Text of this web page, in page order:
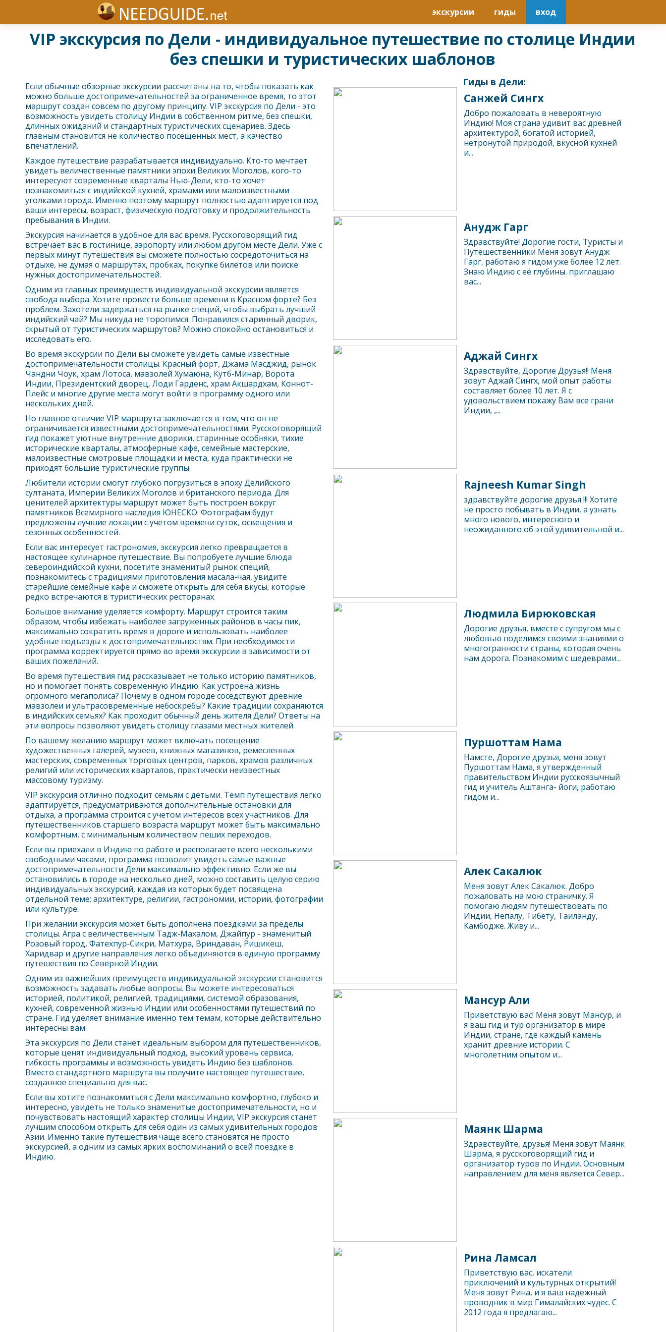
экскурсии гиды вход
VIP экскурсия по Дели - индивидуальное путешествие по столице Индии
без спешки и туристических шаблонов
Если обычные обзорные экскурсии рассчитаны на то, чтобы показать как
можно больше достопримечательностей за ограниченное время, то этот
маршрут создан совсем по другому принципу. VIP экскурсия по Дели - это
возможность увидеть столицу Индии в собственном ритме, без спешки,
длинных ожиданий и стандартных туристических сценариев. Здесь
главным становится не количество посещенных мест, а качество
впечатлений.
Каждое путешествие разрабатывается индивидуально. Кто-то мечтает
увидеть величественные памятники эпохи Великих Моголов, кого-то
интересуют современные кварталы Нью-Дели, кто-то хочет
познакомиться с индийской кухней, храмами или малоизвестными
уголками города. Именно поэтому маршрут полностью адаптируется под
ваши интересы, возраст, физическую подготовку и продолжительность
пребывания в Индии.
Экскурсия начинается в удобное для вас время. Русскоговорящий гид
встречает вас в гостинице, аэропорту или любом другом месте Дели. Уже с
первых минут путешествия вы сможете полностью сосредоточиться на
отдыхе, не думая о маршрутах, пробках, покупке билетов или поиске
нужных достопримечательностей.
Одним из главных преимуществ индивидуальной экскурсии является
свобода выбора. Хотите провести больше времени в Красном форте? Без
проблем. Захотели задержаться на рынке специй, чтобы выбрать лучший
индийский чай? Мы никуда не торопимся. Понравился старинный дворик,
скрытый от туристических маршрутов? Можно спокойно остановиться и
исследовать его.
Во время экскурсии по Дели вы сможете увидеть самые известные
достопримечательности столицы. Красный форт, Джама Масджид, рынок
Чандни Чоук, храм Лотоса, мавзолей Хумаюна, Кутб-Минар, Ворота
Индии, Президентский дворец, Лоди Гарденс, храм Акшардхам, Коннот-
Плейс и многие другие места могут войти в программу одного или
нескольких дней.
Но главное отличие VIP маршрута заключается в том, что он не
ограничивается известными достопримечательностями. Русскоговорящий
гид покажет уютные внутренние дворики, старинные особняки, тихие
исторические кварталы, атмосферные кафе, семейные мастерские,
малоизвестные смотровые площадки и места, куда практически не
приходят большие туристические группы.
Любители истории смогут глубоко погрузиться в эпохуДелийского
султаната, Империи Великих Моголов и британского периода. Для
ценителей архитектуры маршрут может быть построен вокруг
памятников Всемирного наследия ЮНЕСКО. Фотографам будут
предложены лучшие локации с учетом времени суток, освещения и
сезонных особенностей.
Если вас интересует гастрономия, экскурсия легко превращается в
настоящее кулинарное путешествие. Вы попробуете лучшие блюда
североиндийской кухни, посетите знаменитый рынок специй,
познакомитесь с традициями приготовления масала-чая, увидите
старейшие семейные кафе и сможете открыть для себя вкусы, которые
редко встречаются в туристических ресторанах.
Большое внимание уделяется комфорту. Маршрут строится таким
образом, чтобы избежать наиболее загруженных районов в часы пик,
максимально сократить время в дороге и использовать наиболее
удобные подъезды к достопримечательностям. При необходимости
программа корректируется прямо во время экскурсии в зависимости от
ваших пожеланий.
Во время путешествия гид рассказывает не только историю памятников,
но и помогает понять современную Индию. Как устроена жизнь
огромного мегаполиса? Почему в одном городе соседствуют древние
мавзолеи и ультрасовременные небоскребы? Какие традиции сохраняются
в индийских семьях? Как проходит обычный день жителя Дели? Ответы на
эти вопросы позволяют увидеть столицу глазами местных жителей.
По вашему желанию маршрут может включать посещение
художественных галерей, музеев, книжных магазинов, ремесленных
мастерских, современных торговых центров, парков, храмов различных
религий или исторических кварталов, практически неизвестных
массовому туризму.
VIP экскурсия отлично подходит семьям с детьми. Темп путешествия легко
адаптируется, предусматриваются дополнительные остановки для
отдыха, а программа строится с учетом интересов всех участников. Для
путешественников старшего возраста маршрут может быть максимально
комфортным, с минимальным количеством пеших переходов.
Если вы приехали в Индию по работе и располагаете всего несколькими
свободными часами, программа позволит увидеть самые важные
достопримечательности Дели максимально эффективно. Если же вы
остановились в городе на несколько дней, можно составить целую серию
индивидуальных экскурсий, каждая из которых будет посвящена
отдельной теме: архитектуре, религии, гастрономии, истории, фотографии
или культуре.
При желании экскурсия может быть дополнена поездками за пределы
столицы. Агра с величественным Тадж-Махалом, Джайпур - знаменитый
Розовый город, Фатехпур-Сикри, Матхура, Вриндаван, Ришикеш,
Харидвар и другие направления легко объединяются в единую программу
путешествия по Северной Индии.
Одним из важнейших преимуществ индивидуальной экскурсии становится
возможность задавать любые вопросы. Вы можете интересоваться
историей, политикой, религией, традициями, системой образования,
кухней, современной жизнью Индии или особенностями путешествий по
стране. Гид уделяет внимание именно тем темам, которые действительно
интересны вам.
Эта экскурсия по Дели станет идеальным выбором для путешественников,
которые ценят индивидуальный подход, высокий уровень сервиса,
гибкость программы и возможность увидеть Индию без шаблонов.
Вместо стандартного маршрута вы получите настоящее путешествие,
созданное специально для вас.
Если вы хотите познакомиться сДели максимально комфортно, глубоко и
интересно, увидеть не только знаменитые достопримечательности, но и
почувствовать настоящий характер столицы Индии, VIP экскурсия станет
лучшим способом открыть для себя один из самых удивительных городов
Азии. Именно такие путешествия чаще всего становятся не просто
экскурсией, а одним из самых ярких воспоминаний о всей поездке в
Индию.
Гиды в Дели:
Санжей Сингх
Добро пожаловать в невероятную
Индию! Моя страна удивит вас древней
архитектурой, богатой историей,
нетронутой природой, вкусной кухней
и...
Анудж Гарг
Здравствуйте! Дорогие гости, Туристы и
Путешественники Меня зовут Анудж
Гарг, работаю я гидом уже более 12 лет.
Знаю Индию с её глубины. приглашаю
вас...
Аджай Сингх
Здравствуйте, Дорогие Друзья!! Меня
зовут Аджай Сингх, мой опыт работы
составляет более 10 лет. Я с
удовольствием покажу Вам все грани
Индии, ,...
Rajneesh Kumar Singh
здравствуйте дорогие друзья !!! Хотите
не просто побывать в Индии, а узнать
много нового, интересного и
неожиданного об этой удивительной и...
Людмила Бирюковская
Дорогие друзья, вместе с супругом мы с
любовью поделимся своими знаниями о
многогранности страны, которая очень
нам дорога. Познакомим с шедеврами...
Пуршоттам Нама
Намсте, Дорогие друзья, меня зовут
Пуршоттам Нама, я утвержденный
правительством Индии русскоязычный
гид и учитель Аштанга- йоги, работаю
гидом и...
Алек Сакалюк
Меня зовут Алек Сакалюк. Добро
пожаловать на мою страничку. Я
помогаю людям путешествовать по
Индии, Непалу, Тибету, Таиланду,
Камбодже. Живу и...
Мансур Али
Приветствую вас! Меня зовут Мансур, и
я ваш гид и тур организатор в мире
Индии, стране, где каждый камень
хранит древние истории. С
многолетним опытом и...
Маянк Шарма
Здравствуйте, друзья! Меня зовут Маянк
Шарма, я русскоговорящий гид и
организатор туров по Индии. Основным
направлением для меня является Север...
Рина Ламсал
Приветствую вас, искатели
приключений и культурных открытий!
Меня зовут Рина, и я ваш надежный
проводник в мир Гималайских чудес. С
2012 года я предлагаю...